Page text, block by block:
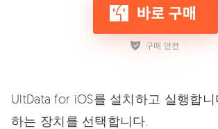
UltData for iOS를 설치하고 실행합
하는 장치를 선택합니다.